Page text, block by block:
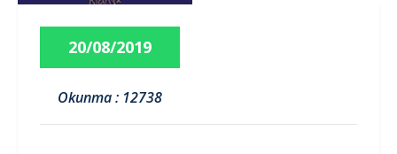
20/08/2019
Okunma : 12738